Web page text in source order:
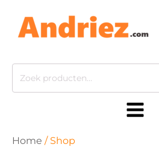
Zoeken
Home / Shop